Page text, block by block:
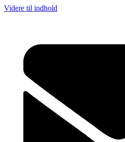
Videre til indhold